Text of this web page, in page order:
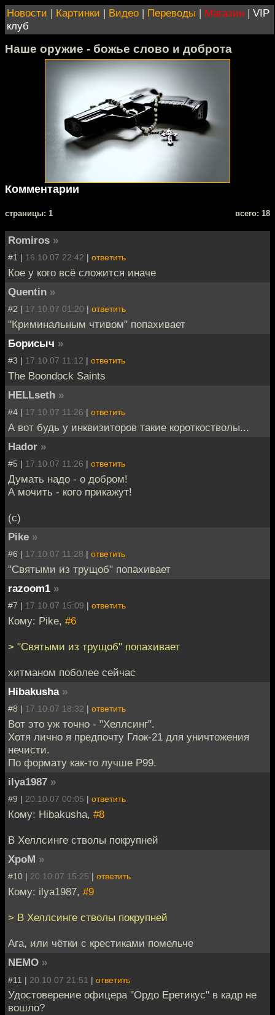
Новости | Картинки | Видео | Переводы | Магазин | VIP
клуб
Наше оружие - божье слово и доброта
Комментарии
cтраницы: 1 всего: 18
Romiros »
#1 | 16.10.07 22:42 | ответить
Кое у кого всё сложится иначе
Quentin »
#2 | 17.10.07 01:20 | ответить
"Криминальным чтивом" попахивает
Борисыч »
#3 | 17.10.07 11:12 | ответить
The Boondock Saints
HELLseth »
#4 | 17.10.07 11:26 | ответить
А вот будь у инквизиторов такие короткостволы...
Hador »
#5 | 17.10.07 11:26 | ответить
Думать надо - о добром!
А мочить - кого прикажут!
(с)
Pike »
#6 | 17.10.07 11:28 | ответить
"Святыми из трущоб" попахивает
razoom1 »
#7 | 17.10.07 15:09 | ответить
Кому: Pike, #6
> "Святыми из трущоб" попахивает
хитманом поболее сейчас
Hibakusha »
#8 | 17.10.07 18:32 | ответить
Вот это уж точно - "Хеллсинг".
Хотя лично я предпочту Глок-21 для уничтожения
нечисти.
По формату как-то лучше Р99.
ilya1987 »
#9 | 20.10.07 00:05 | ответить
Кому: Hibakusha, #8
В Хеллсинге стволы покрупней
XpoM »
#10 | 20.10.07 15:25 | ответить
Кому: ilya1987, #9
> В Хеллсинге стволы покрупней
Ага, или чётки с крестиками помельче
NEMO »
#11 | 20.10.07 21:51 | ответить
Удостоверение офицера "Ордо Еретикус" в кадр не
вошло?